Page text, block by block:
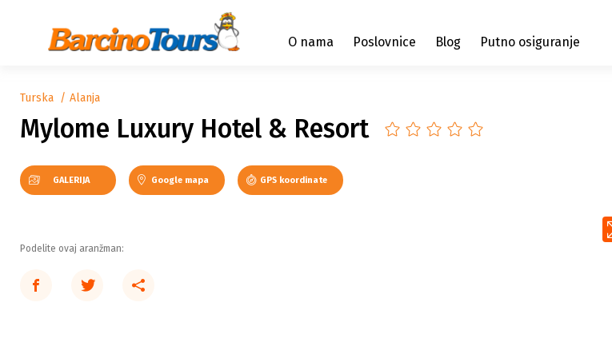
O nama Poslovnice Blog Putno osiguranje
Turska Alanja
Mylome Luxury Hotel & Resort
GALERIJA Google mapa GPS koordinate
Podelite ovaj aranžman: